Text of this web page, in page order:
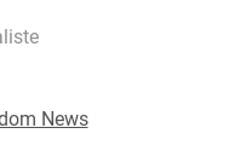
News